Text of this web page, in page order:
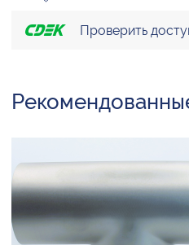
Проверить